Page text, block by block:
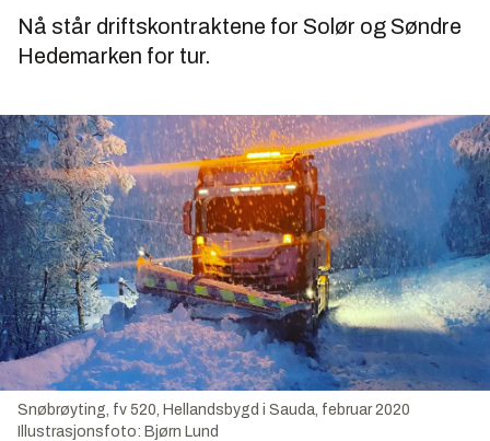
Nå står driftskontraktene for Solør og Søndre
Hedemarken for tur.
Snøbrøyting, fv 520, Hellandsbygd i Sauda, februar 2020
Illustrasjonsfoto: Bjørn Lund